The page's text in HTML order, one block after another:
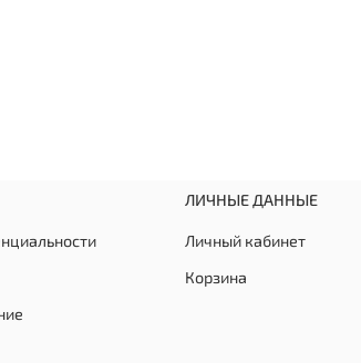
ЛИЧНЫЕ ДАННЫЕ
Личный кабинет
Корзина